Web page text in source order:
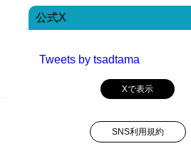
公式X
Tweets by tsadtama
Xで表示
SNS利用規約